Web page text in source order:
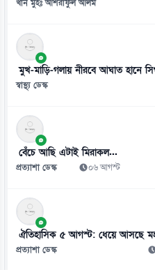
খান মুহঃ আশরাফুল আলম
মুখ-মাড়ি-গলায় নীরবে আঘাত হানে
স্বাস্থ্য ডেস্ক
বেঁচে আছি এটাই মিরাকল...
প্রত্যাশা ডেস্ক ০৬ আগস্ট
ঐতিহাসিক ৫ আগস্ট: ধেয়ে আসছে
প্রত্যাশা ডেস্ক